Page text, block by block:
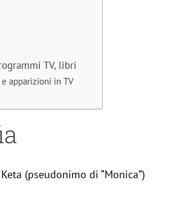
TV, libri
apparizioni in TV
(pseudonimo di “Monica”)